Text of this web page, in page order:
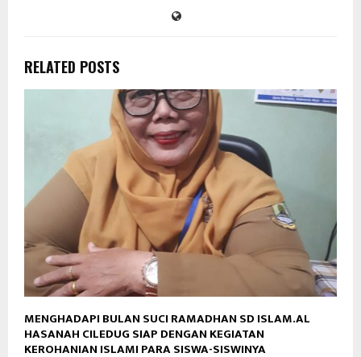
RELATED POSTS
MENGHADAPI BULAN SUCI RAMADHAN SD ISLAM.AL
HASANAH CILEDUG SIAP DENGAN KEGIATAN
KEROHANIAN ISLAMI PARA SISWA-SISWINYA